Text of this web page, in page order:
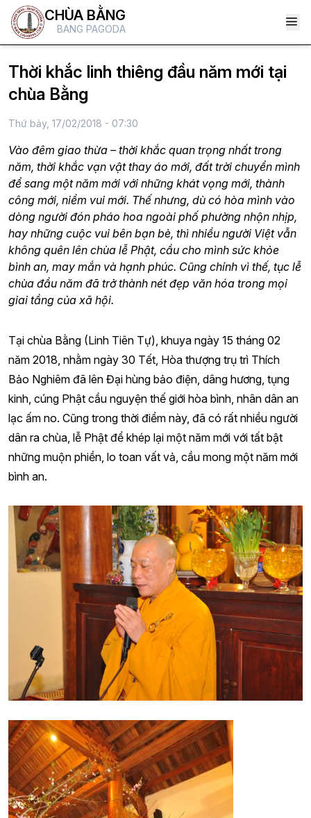
CHÙA BẰNG
BANG PAGODA
Thời khắc linh thiêng đầu năm mới tại
chùa Bằng
Thứ bảy, 17/02/2018 - 07:30
Vào đêm giao thừa – thời khắc quan trọng nhất trong
năm, thời khắc vạn vật thay áo mới, đất trời chuyển mình
để sang một năm mới với những khát vọng mới, thành
công mới, niềm vui mới. Thế nhưng, dù có hòa mình vào
dòng người đón pháo hoa ngoài phố phường nhộn nhịp,
hay những cuộc vui bên bạn bè, thì nhiều người Việt vẫn
không quên lên chùa lễ Phật, cầu cho mình sức khỏe
bình an, may mắn và hạnh phúc. Cũng chính vì thế, tục lễ
chùa đầu năm đã trở thành nét đẹp văn hóa trong mọi
giai tầng của xã hội.
Tại chùa Bằng (Linh Tiên Tự), khuya ngày 15 tháng 02
năm 2018, nhằm ngày 30 Tết, Hòa thượng trụ trì Thích
Bảo Nghiêm đã lên Đại hùng bảo điện, dâng hương, tụng
kinh, cúng Phật cầu nguyện thế giới hòa bình, nhân dân an
lạc ấm no. Cũng trong thời điểm này, đã có rất nhiều người
dân ra chùa, lễ Phật để khép lại một năm mới với tất bật
những muộn phiền, lo toan vất vả, cầu mong một năm mới
bình an.